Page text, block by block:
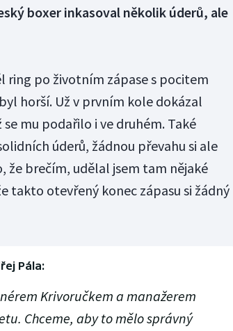
boxer inkasoval několik úderů, ale
po životním zápase s pocitem
horší. Už v prvním kole dokázal
mu podařilo i ve druhém. Také
úderů, žádnou převahu si ale
že brečím, udělal jsem tam nějaké
takto otevřený konec zápasu si žádný
Pála:
Krivoručkem a manažerem
Chceme, aby to mělo správný